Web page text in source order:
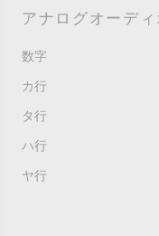
アナログオーデ
数字
10インチ
4チャンネル
カ行
書き込み
歌詞記載ジャケット
ガチャ盤
タ行
ターンテーブル
ダイナフレックス
ハ行
ハウリング
ヤ行